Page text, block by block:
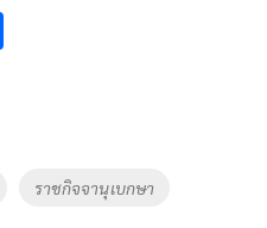
ราชกิจจานุเบกษา